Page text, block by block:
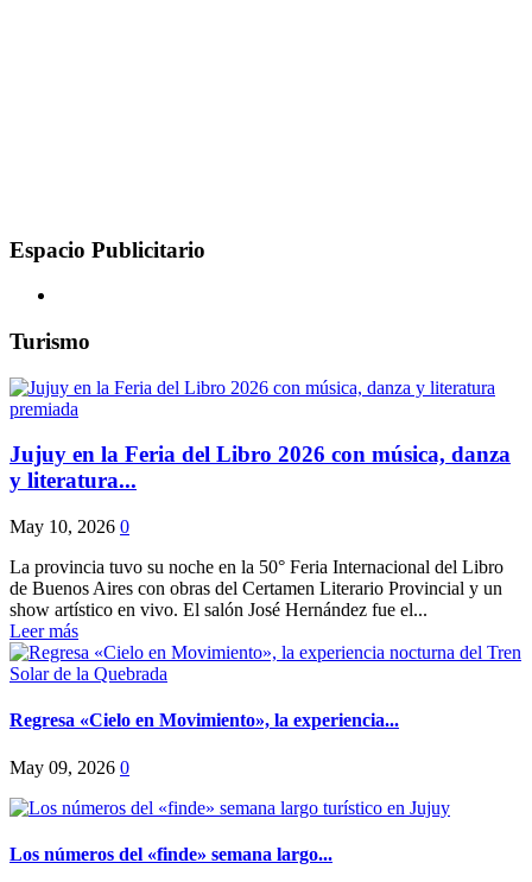
Espacio Publicitario
Turismo
Jujuy en la Feria del Libro 2026 con música, danza
y literatura...
May 10, 2026 0
La provincia tuvo su noche en la 50° Feria Internacional del Libro
de Buenos Aires con obras del Certamen Literario Provincial y un
show artístico en vivo. El salón José Hernández fue el...
Leer más
Regresa «Cielo en Movimiento», la experiencia...
May 09, 2026 0
Los números del «finde» semana largo...